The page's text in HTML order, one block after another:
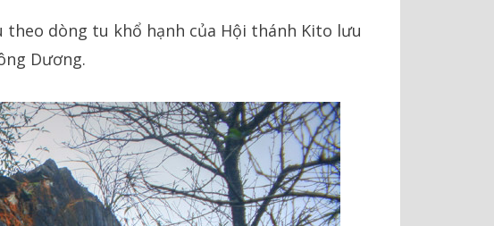
dòng tu khổ hạnh của Hội thánh Kito lưu
Dương.